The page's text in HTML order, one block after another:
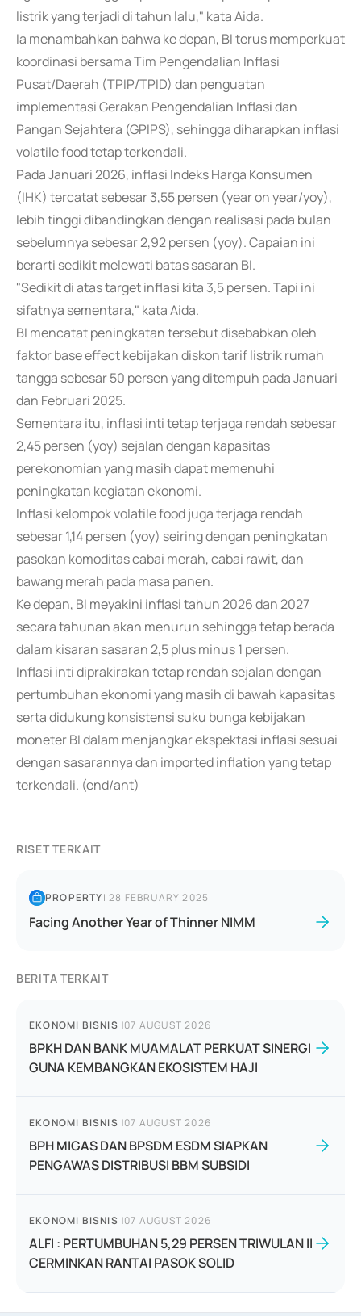
listrik yang terjadi di tahun lalu," kata Aida.
Ia menambahkan bahwa ke depan, BI terus memperkuat
koordinasi bersama Tim Pengendalian Inflasi
Pusat/Daerah (TPIP/TPID) dan penguatan
implementasi Gerakan Pengendalian Inflasi dan
Pangan Sejahtera (GPIPS), sehingga diharapkan inflasi
volatile food tetap terkendali.
Pada Januari 2026, inflasi Indeks Harga Konsumen
(IHK) tercatat sebesar 3,55 persen (year on year/yoy),
lebih tinggi dibandingkan dengan realisasi pada bulan
sebelumnya sebesar 2,92 persen (yoy). Capaian ini
berarti sedikit melewati batas sasaran BI.
"Sedikit di atas target inflasi kita 3,5 persen. Tapi ini
sifatnya sementara," kata Aida.
BI mencatat peningkatan tersebut disebabkan oleh
faktor base effect kebijakan diskon tarif listrik rumah
tangga sebesar 50 persen yang ditempuh pada Januari
dan Februari 2025.
Sementara itu, inflasi inti tetap terjaga rendah sebesar
2,45 persen (yoy) sejalan dengan kapasitas
perekonomian yang masih dapat memenuhi
peningkatan kegiatan ekonomi.
Inflasi kelompok volatile food juga terjaga rendah
sebesar 1,14 persen (yoy) seiring dengan peningkatan
pasokan komoditas cabai merah, cabai rawit, dan
bawang merah pada masa panen.
Ke depan, BI meyakini inflasi tahun 2026 dan 2027
secara tahunan akan menurun sehingga tetap berada
dalam kisaran sasaran 2,5 plus minus 1 persen.
Inflasi inti diprakirakan tetap rendah sejalan dengan
pertumbuhan ekonomi yang masih di bawah kapasitas
serta didukung konsistensi suku bunga kebijakan
moneter BI dalam menjangkar ekspektasi inflasi sesuai
dengan sasarannya dan imported inflation yang tetap
terkendali. (end/ant)
RISET TERKAIT
PROPERTY|28 FEBRUARY 2025
Facing Another Year of Thinner NIMM
BERITA TERKAIT
EKONOMI BISNIS |07 AUGUST 2026
BPKH DAN BANK MUAMALAT PERKUAT SINERGI
GUNA KEMBANGKAN EKOSISTEM HAJI
EKONOMI BISNIS |07 AUGUST 2026
BPH MIGAS DAN BPSDM ESDM SIAPKAN
PENGAWAS DISTRIBUSI BBM SUBSIDI
EKONOMI BISNIS |07 AUGUST 2026
ALFI : PERTUMBUHAN 5,29 PERSEN TRIWULAN II
CERMINKAN RANTAI PASOK SOLID